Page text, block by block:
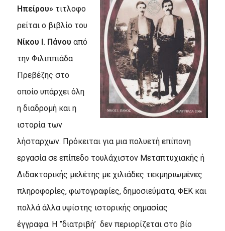
Ηπείρου»τιτλοφο
ρείται ο βιβλίο του
Νίκου Ι. Πάνου από
την Φιλιππιάδα
Πρεβέζης στο
οποίο υπάρχει όλη
η διαδρομή και η
ιστορία των
λήσταρχων. Πρόκειται για μια πολυετή επίπονη
εργασία σε επίπεδο τουλάχιστον Μεταπτυχιακής ή
Διδακτορικής μελέτης με χιλιάδες τεκμηριωμένες
πληροφορίες, φωτογραφίες, δημοσιεύματα, ΦΕΚ και
πολλά άλλα υψίστης ιστορικής σημασίας
έγγραφα. Η ”διατριβή’ δεν περιορίζεται στο βίο